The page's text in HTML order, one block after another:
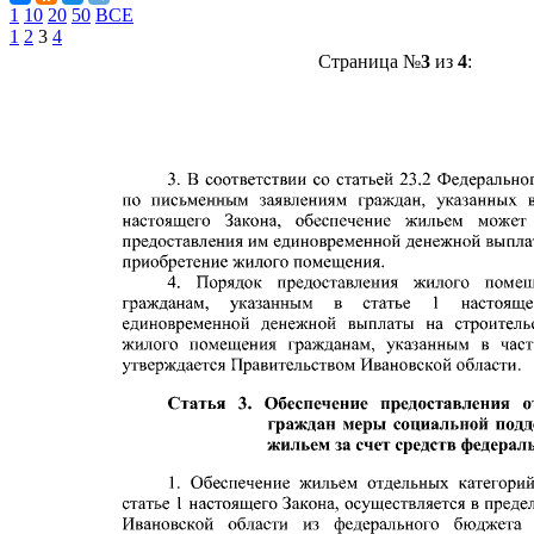
1 10 20 50 ВСЕ
1 2 3 4
Страница №3из 4: